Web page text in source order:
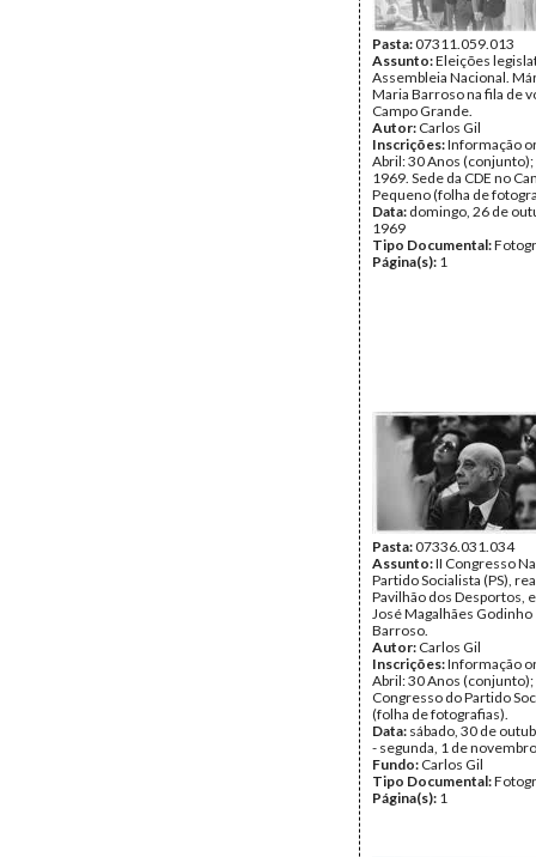
Pasta:07311.059.013
Assunto:Eleições
Assembleia Nacional.
Maria Barroso na fila de
Campo Grande.
Autor: Carlos Gil
Inscrições:Informação
Abril: 30 Anos
1969. Sede da CDE no
Pequeno (folha de
Data: domingo, 26 de
1969
Tipo Documental:
Página(s): 1
Pasta:07336.031.034
Assunto:II Congresso
Partido Socialista (PS),
Pavilhão dos Desportos,
José Magalhães Godinho
Barroso.
Autor: Carlos Gil
Inscrições:Informação
Abril: 30 Anos (conjunto);
Congresso do Partido
(folha de fotografias).
Data: sábado, 30 de
- segunda, 1 de
Fundo: Carlos Gil
Tipo Documental:
Página(s): 1